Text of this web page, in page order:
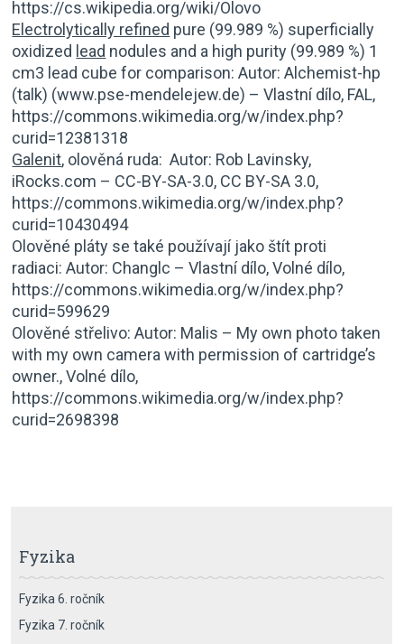
https://cs.wikipedia.org/wiki/Olovo
Electrolytically refined pure (99.989 %) superficially
oxidized lead nodules and a high purity (99.989 %) 1
cm3 lead cube for comparison: Autor: Alchemist-hp
(talk) (www.pse-mendelejew.de) – Vlastní dílo, FAL,
https://commons.wikimedia.org/w/index.php?
curid=12381318
Galenit, olověná ruda: Autor: Rob Lavinsky,
iRocks.com – CC-BY-SA-3.0, CC BY-SA 3.0,
https://commons.wikimedia.org/w/index.php?
curid=10430494
Olověné pláty se také používají jako štít proti
radiaci: Autor: Changlc – Vlastní dílo, Volné dílo,
https://commons.wikimedia.org/w/index.php?
curid=599629
Olověné střelivo: Autor: Malis – My own photo taken
with my own camera with permission of cartridge’s
owner., Volné dílo,
https://commons.wikimedia.org/w/index.php?
curid=2698398
Fyzika
Fyzika 6. ročník
Fyzika 7. ročník